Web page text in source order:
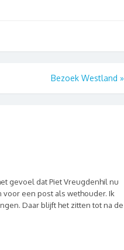
Bezoek Westland »
gevoel dat Piet Vreugdenhil nu
voor een post als wethouder. Ik
Daar blijft het zitten tot na de